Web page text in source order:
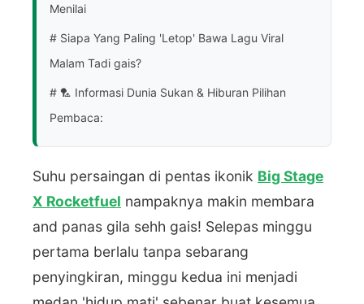
Menilai
# Siapa Yang Paling 'Letop' Bawa Lagu Viral
Malam Tadi gais?
# 🏸 Informasi Dunia Sukan & Hiburan Pilihan
Pembaca:
Suhu persaingan di pentas ikonik Big Stage
X Rocketfuel nampaknya makin membara
and panas gila sehh gais! Selepas minggu
pertama berlalu tanpa sebarang
penyingkiran, minggu kedua ini menjadi